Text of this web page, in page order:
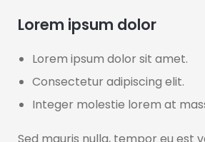
Lorem ipsum dolor
Lorem ipsum dolor sit amet.
Consectetur adipiscing elit.
Integer molestie lorem at